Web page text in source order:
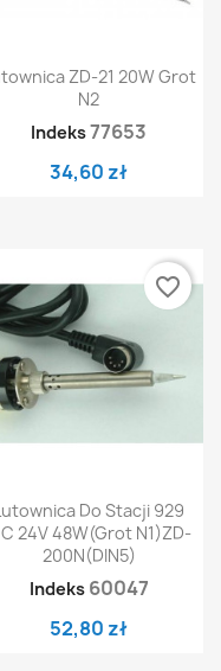
ZD-21 20W Grot
N2
Indeks77653
34,60 zł
Do Stacji 929
24V 48W(grot N1)ZD-
200N(DIN5)
Indeks 60047
52,80 zł
favorite_border